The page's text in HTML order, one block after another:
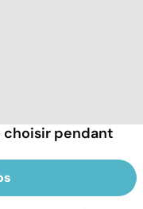
pendant